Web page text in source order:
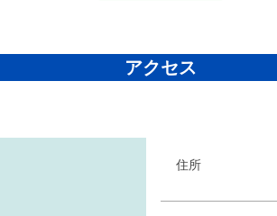
アクセス
住所